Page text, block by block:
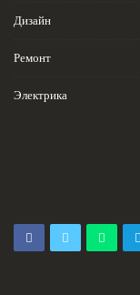
Дизайн
Ремонт
Электрика